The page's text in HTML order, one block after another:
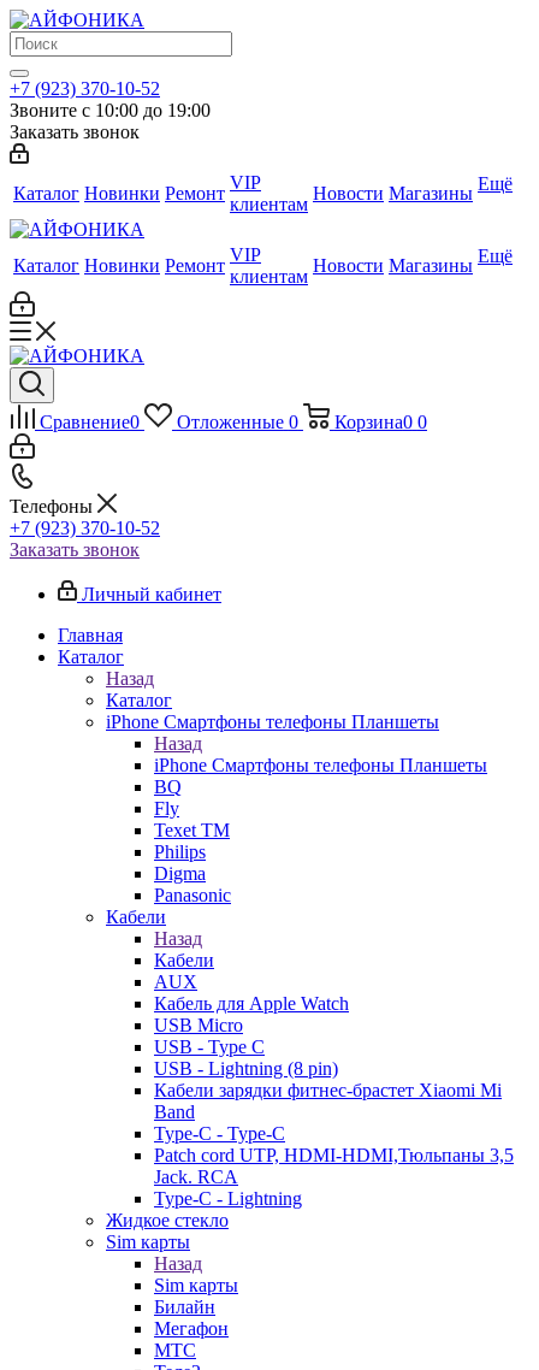
+7 (923) 370-10-52
Звоните с 10:00 до 19:00
Заказать звонок
Каталог Новинки Ремонт
VIP
клиентам
Новости Магазины Ещё
Каталог Новинки Ремонт
VIP
клиентам
Новости Магазины Ещё
Сравнение0 Отложенные 0 Корзина0 0
Телефоны
+7 (923) 370-10-52
Заказать звонок
Личный кабинет
Главная
Каталог
Назад
Каталог
iPhone Смартфоны телефоны Планшеты
Назад
iPhone Смартфоны телефоны Планшеты
BQ
Fly
Texet TM
Philips
Digma
Panasonic
Кабели
Назад
Кабели
AUX
Кабель для Apple Watch
USB Micro
USB - Type C
USB - Lightning (8 pin)
Кабели зарядки фитнес-брастет Xiaomi Mi
Band
Type-C - Type-C
Patch cord UTP, HDMI-HDMI,Тюльпаны 3,5
Jack. RCA
Type-C - Lightning
Жидкое стекло
Sim карты
Назад
Sim карты
Билайн
Мегафон
МТС